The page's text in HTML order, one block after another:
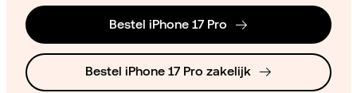
Bestel iPhone 17 Pro
Bestel iPhone 17 Pro zakelijk